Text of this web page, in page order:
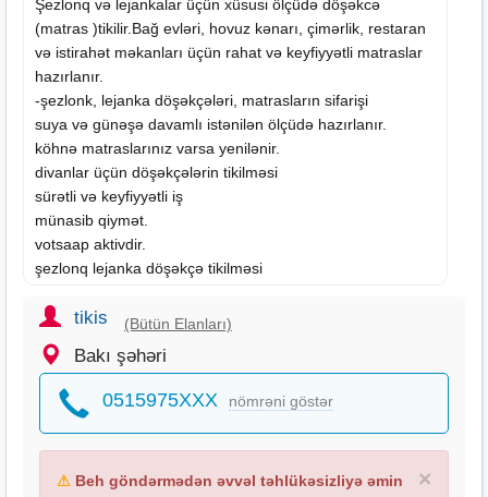
Şezlonq və lejankalar üçün xüsusi ölçüdə döşəkcə
(matras )tikilir.Bağ evləri, hovuz kənarı, çimərlik, restaran
və istirahət məkanları üçün rahat və keyfiyyətli matraslar
hazırlanır.
-şezlonk, lejanka döşəkçələri, matrasların sifarişi
suya və günəşə davamlı istənilən ölçüdə hazırlanır.
köhnə matraslarınız varsa yenilənir.
divanlar üçün döşəkçələrin tikilməsi
sürətli və keyfiyyətli iş
münasib qiymət.
votsaap aktivdir.
şezlonq lejanka döşəkçə tikilməsi
qiymət razılaşma yolu ilə
tikis (Bütün Elanları)
Bakı şəhəri
0515975XXX nömrəni göstər
×
⚠ Beh göndərmədən əvvəl təhlükəsizliyə əmin